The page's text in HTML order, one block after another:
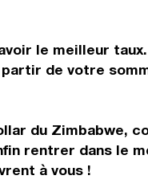
le meilleur
de votre
du Zimbabwe,
rentrer dans le
à vous !